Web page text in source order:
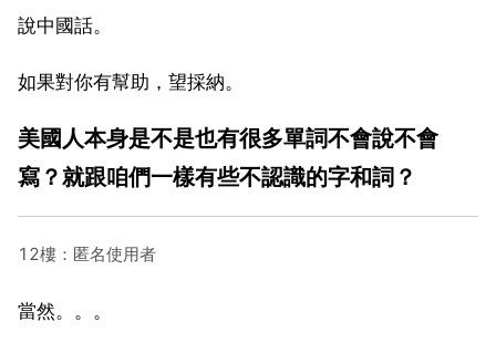
說中國話。
如果對你有幫助，望採納。
美國人本身是不是也有很多單詞不會說不會
寫？就跟咱們一樣有些不認識的字和詞？
12樓：匿名使用者
當然。。。